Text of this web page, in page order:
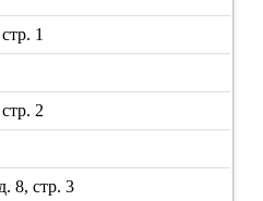
1
2
8, стр. 3